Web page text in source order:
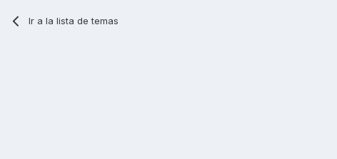
Ir a la lista de temas